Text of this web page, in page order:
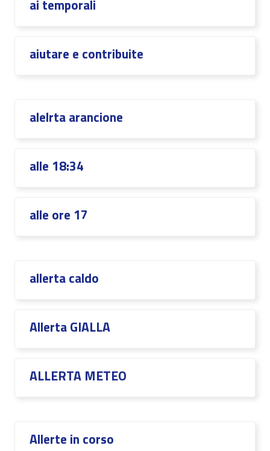
ai temporali
aiutare e contribuite
alelrta arancione
alle 18:34
alle ore 17
allerta caldo
Allerta GIALLA
ALLERTA METEO
Allerte in corso